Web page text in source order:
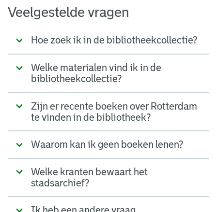
Veelgestelde vragen
Hoe zoek ik in de bibliotheekcollectie?
Welke materialen vind ik in de
bibliotheekcollectie?
Zijn er recente boeken over Rotterdam
te vinden in de bibliotheek?
Waarom kan ik geen boeken lenen?
Welke kranten bewaart het
stadsarchief?